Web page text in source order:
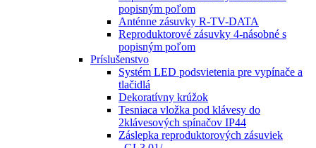
popisným poľom
Anténne zásuvky R-TV-DATA
Reproduktorové zásuvky 4-násobné s
popisným poľom
Príslušenstvo
Systém LED podsvietenia pre vypínače a
tlačidlá
Dekoratívny krúžok
Tesniaca vložka pod klávesy do
2klávesových spínačov IP44
Záslepka reproduktorových zásuviek